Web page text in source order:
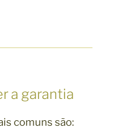
a garantia
comuns são: